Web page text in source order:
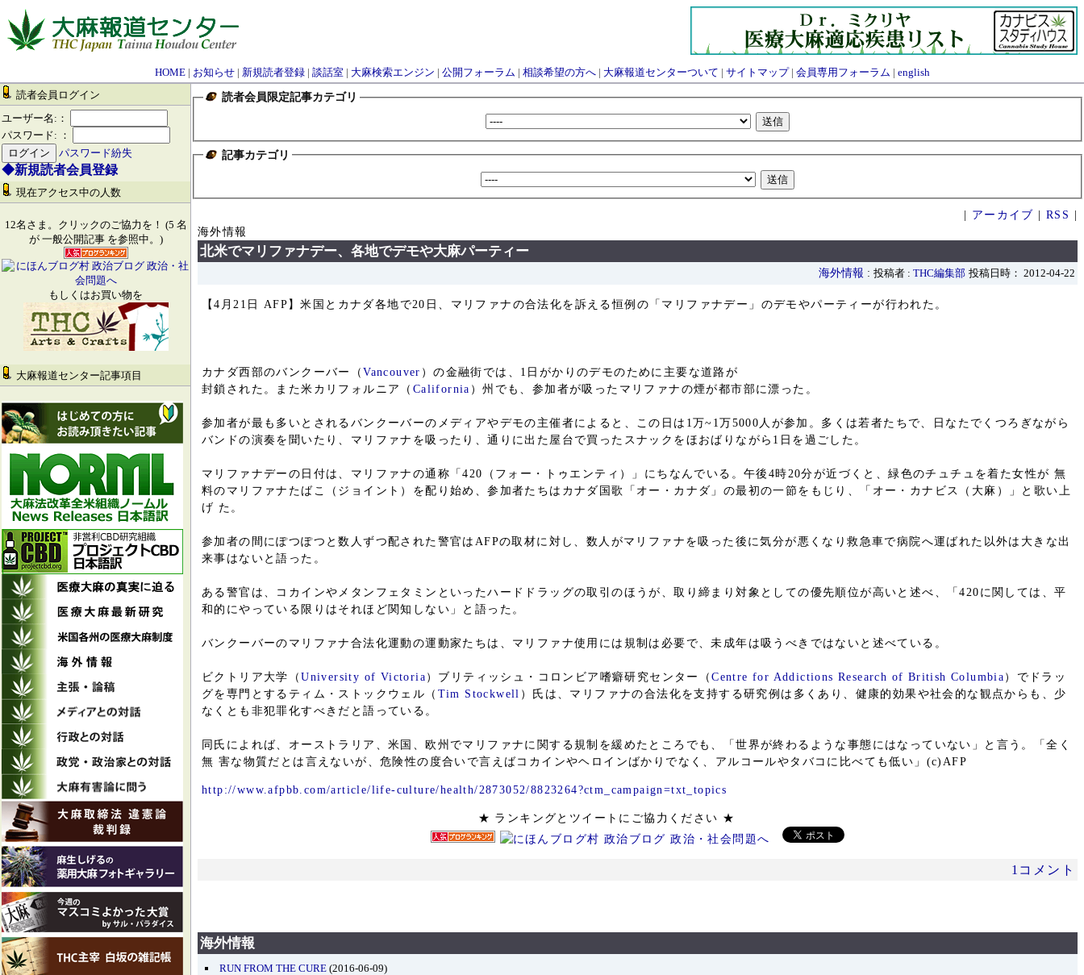
HOME| お知らせ| 新規読者登録| 談話室| 大麻検索エンジン | 公開フォーラム | 相談希望の方へ| 大麻報道センターついて | サイトマップ| 会員専用フォーラム | english
読者会員ログイン
ユーザー名:：
パスワード: ：
パスワード紛失
◆新規読者会員登録
現在アクセス中の人数
12名さま。クリックのご協力を！ (5 名
が 一般公開記事 を参照中。)
もしくはお買い物を
大麻報道センター記事項目
読者会員限定記事カテゴリ
記事カテゴリ
アーカイブ RSS
海外情報
北米でマリファナデー、各地でデモや大麻パーティー
海外情報 : 投稿者 : THC編集部 投稿日時： 2012-04-22
【4月21日 AFP】米国とカナダ各地で20日、マリファナの合法化を訴える恒例の「マリファナデー」のデモやパーティーが行われた。
カナダ西部のバンクーバー（Vancouver ）の金融街では、1日がかりのデモのために主要な道路が
封鎖された。また米カリフォルニア（ California ）州でも、参加者が吸ったマリファナの煙が都市部に漂った。
参加者が最も多いとされるバンクーバーのメディアやデモの主催者によると、この日は1万~1万5000人が参加。多くは若者たちで、日なたでくつろぎながら
バンドの演奏を聞いたり、マリファナを吸ったり、通りに出た屋台で買ったスナックをほおばりながら1日を過ごした。
マリファナデーの日付は、マリファナの通称「420（フォー・トゥエンティ）」にちなんでいる。午後4時20分が近づくと、緑色のチュチュを着た女性が 無
料のマリファナたばこ（ジョイント）を配り始め、参加者たちはカナダ国歌「オー・カナダ」の最初の一節をもじり、「オー・カナビス（大麻）」と歌い上
げ た。
参加者の間にぽつぽつと数人ずつ配された警官はAFPの取材に対し、数人がマリファナを吸った後に気分が悪くなり救急車で病院へ運ばれた以外は大きな出
来事はないと語った。
ある警官は、コカインやメタンフェタミンといったハードドラッグの取引のほうが、取り締まり対象としての優先順位が高いと述べ、「420に関しては、平
和的にやっている限りはそれほど関知しない」と語った。
バンクーバーのマリファナ合法化運動の運動家たちは、マリファナ使用には規制は必要で、未成年は吸うべきではないと述べている。
ビクトリア大学（University of Victoria ）ブリティッシュ・コロンビア嗜癖研究センター（Centre for Addictions Research of British Columbia ）でドラッ
グを専門とするティム・ストックウェル（ Tim Stockwell ）氏は、マリファナの合法化を支持する研究例は多くあり、健康的効果や社会的な観点からも、少
なくとも非犯罪化すべきだと語っている。
同氏によれば、オーストラリア、米国、欧州でマリファナに関する規制を緩めたところでも、「世界が終わるような事態にはなっていない」と言う。「全く
無 害な物質だとは言えないが、危険性の度合いで言えばコカインやヘロインばかりでなく、アルコールやタバコに比べても低い」(c)AFP
http://www.afpbb.com/article/life-culture/health/2873052/8823264?ctm_campaign=txt_topics
★ ランキングとツイートにご協力ください ★
1コメント
海外情報
RUN FROM THE CURE (2016-06-09)